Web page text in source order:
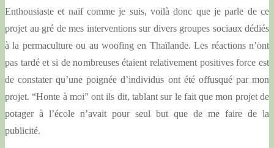
Enthousiaste et naïf comme je suis, voilà donc que je parle de ce
projet au gré de mes interventions sur divers groupes sociaux dédiés
à la permaculture ou au woofing en Thaïlande. Les réactions n’ont
pas tardé et si de nombreuses étaient relativement positives force est
de constater qu’une poignée d’individus ont été offusqué par mon
projet. “Honte à moi” ont ils dit, tablant sur le fait que mon projet de
potager à l’école n’avait pour seul but que de me faire de la
publicité.